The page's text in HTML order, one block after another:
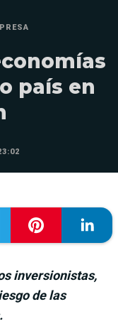
país en
inversionistas,
de las